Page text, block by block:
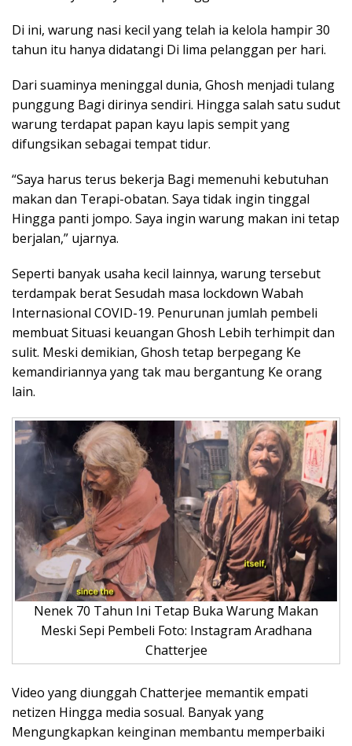
Di ini, warung nasi kecil yang telah ia kelola hampir 30
tahun itu hanya didatangi Di lima pelanggan per hari.
Dari suaminya meninggal dunia, Ghosh menjadi tulang
punggung Bagi dirinya sendiri. Hingga salah satu sudut
warung terdapat papan kayu lapis sempit yang
difungsikan sebagai tempat tidur.
“Saya harus terus bekerja Bagi memenuhi kebutuhan
makan dan Terapi-obatan. Saya tidak ingin tinggal
Hingga panti jompo. Saya ingin warung makan ini tetap
berjalan,” ujarnya.
Seperti banyak usaha kecil lainnya, warung tersebut
terdampak berat Sesudah masa lockdown Wabah
Internasional COVID-19. Penurunan jumlah pembeli
membuat Situasi keuangan Ghosh Lebih terhimpit dan
sulit. Meski demikian, Ghosh tetap berpegang Ke
kemandiriannya yang tak mau bergantung Ke orang
lain.
Nenek 70 Tahun Ini Tetap Buka Warung Makan
Meski Sepi Pembeli Foto: Instagram Aradhana
Chatterjee
Video yang diunggah Chatterjee memantik empati
netizen Hingga media sosual. Banyak yang
Mengungkapkan keinginan membantu memperbaiki